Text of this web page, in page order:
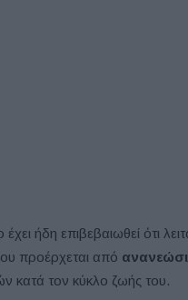
ήδη επιβεβαιωθεί ότι
προέρχεται από
κατά τον κύκλο ζωής του.